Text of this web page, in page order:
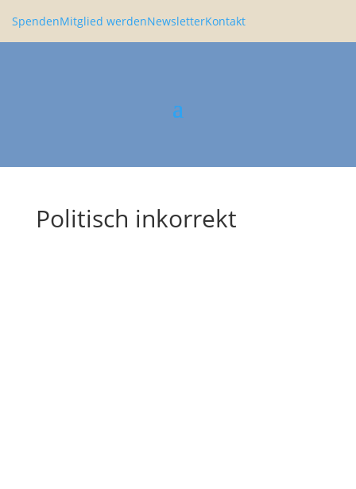
SpendenMitglied werdenNewsletterKontakt
Politisch inkorrekt